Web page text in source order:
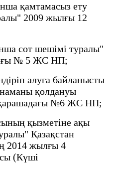
қамтамасыз ету
2009 жылғы 12
сот шешімі туралы"
№ 5 ЖС НП;
алуға байланысты
қолдануы
№6 ЖС НП;
қызметіне ақы
Қазақстан
2014 жылғы 4
(Күші